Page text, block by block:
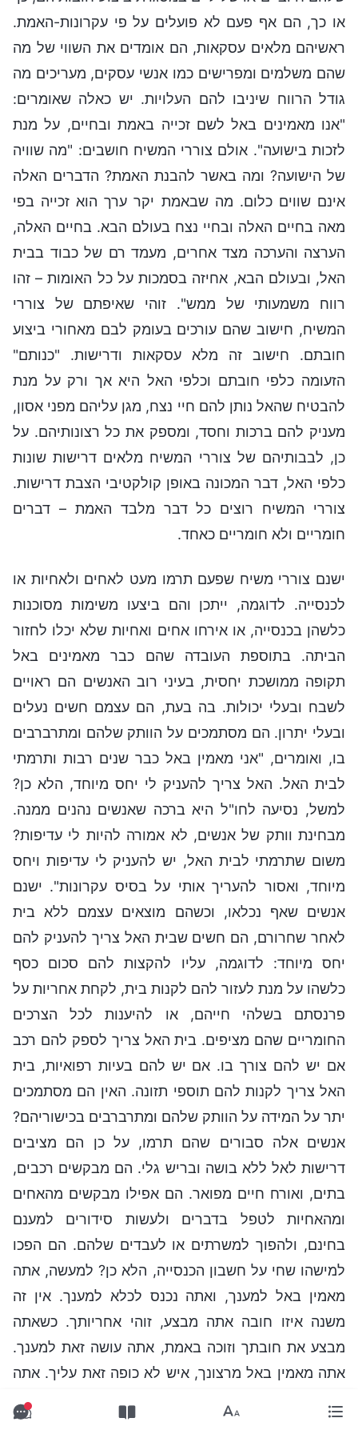
או כך, הם אף פעם לא פועלים על פי עקרונות-האמת.
ראשיהם מלאים עסקאות, הם אומדים את השווי של מה
שהם משלמים ומפרישים כמו אנשי עסקים, מעריכים מה
גודל הרווח שיניבו להם העלויות. יש כאלה שאומרים:
"אנו מאמינים באל לשם זכייה באמת ובחיים, על מנת
לזכות בישועה". אולם צוררי המשיח חושבים: "מה שוויה
של הישועה? ומה באשר להבנת האמת? הדברים האלה
אינם שווים כלום. מה שבאמת יקר ערך הוא זכייה בפי
מאה בחיים האלה ובחיי נצח בעולם הבא. בחיים האלה,
הערצה והערכה מצד אחרים, מעמד רם של כבוד בבית
האל, ובעולם הבא, אחיזה בסמכות על כל האומות – זהו
רווח משמעותי של ממש". זוהי שאיפתם של צוררי
המשיח, חישוב שהם עורכים בעומק לבם מאחורי ביצוע
חובתם. חישוב זה מלא עסקאות ודרישות. "כנותם"
הזעומה כלפי חובתם וכלפי האל היא אך ורק על מנת
להבטיח שהאל נותן להם חיי נצח, מגן עליהם מפני אסון,
מעניק להם ברכות וחסד, ומספק את כל רצונותיהם. על
כן, לבבותיהם של צוררי המשיח מלאים דרישות שונות
כלפי האל, דבר המכונה באופן קולקטיבי הצבת דרישות.
צוררי המשיח רוצים כל דבר מלבד האמת – דברים
חומריים ולא חומריים כאחד.
ישנם צוררי משיח שפעם תרמו מעט לאחים ולאחיות או
לכנסייה. לדוגמה, ייתכן והם ביצעו משימות מסוכנות
כלשהן בכנסייה, או אירחו אחים ואחיות שלא יכלו לחזור
הביתה. בתוספת העובדה שהם כבר מאמינים באל
תקופה ממושכת יחסית, בעיני רוב האנשים הם ראויים
לשבח ובעלי יכולות. בה בעת, הם עצמם חשים נעלים
ובעלי יתרון. הם מסתמכים על הוותק שלהם ומתרברבים
בו, ואומרים, "אני מאמין באל כבר שנים רבות ותרמתי
לבית האל. האל צריך להעניק לי יחס מיוחד, הלא כן?
למשל, נסיעה לחו"ל היא ברכה שאנשים נהנים ממנה.
מבחינת וותק של אנשים, לא אמורה להיות לי עדיפות?
משום שתרמתי לבית האל, יש להעניק לי עדיפות ויחס
מיוחד, ואסור להעריך אותי על בסיס עקרונות". ישנם
אנשים שאף נכלאו, וכשהם מוצאים עצמם ללא בית
לאחר שחרורם, הם חשים שבית האל צריך להעניק להם
יחס מיוחד: לדוגמה, עליו להקצות להם סכום כסף
כלשהו על מנת לעזור להם לקנות בית, לקחת אחריות על
פרנסתם בשלהי חייהם, או להיענות לכל הצרכים
החומריים שהם מציפים. בית האל צריך לספק להם רכב
אם יש להם צורך בו. אם יש להם בעיות רפואיות, בית
האל צריך לקנות להם תוספי תזונה. האין הם מסתמכים
יתר על המידה על הוותק שלהם ומתרברבים בכישוריהם?
אנשים אלה סבורים שהם תרמו, על כן הם מציבים
דרישות לאל ללא בושה ובריש גלי. הם מבקשים רכבים,
בתים, ואורח חיים מפואר. הם אפילו מבקשים מהאחים
ומהאחיות לטפל בדברים ולעשות סידורים למענם
בחינם, ולהפוך למשרתים או לעבדים שלהם. הם הפכו
למישהו שחי על חשבון הכנסייה, הלא כן? למעשה, אתה
מאמין באל למענך, ואתה נכנס לכלא למענך. אין זה
משנה איזו חובה אתה מבצע, זוהי אחריותך. כשאתה
מבצע את חובתך וזוכה באמת, אתה עושה זאת למענך.
אתה מאמין באל מרצונך, איש לא כופה זאת עליך. אתה
זוכה בחיים למענך, לא למען אחרים. גם אם ביצעת
משימות מסוכנות כלשהן למען בית האל או הכנסייה,